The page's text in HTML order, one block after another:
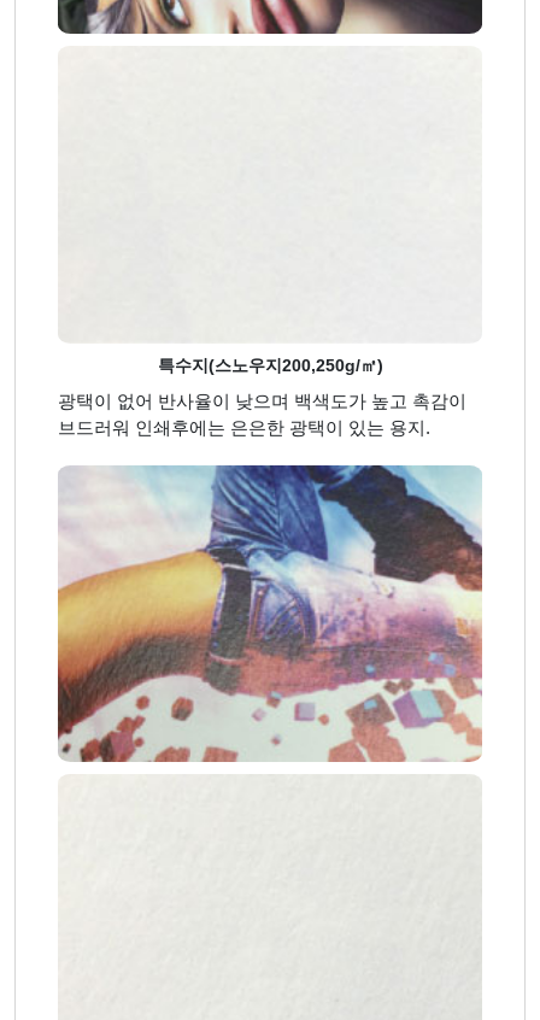
특수지(스노우지200,250g/㎡)
광택이 없어 반사율이 낮으며 백색도가 높고 촉감이
브드러워 인쇄후에는 은은한 광택이 있는 용지.